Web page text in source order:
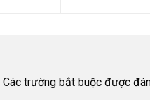
Các trường bắt buộc được